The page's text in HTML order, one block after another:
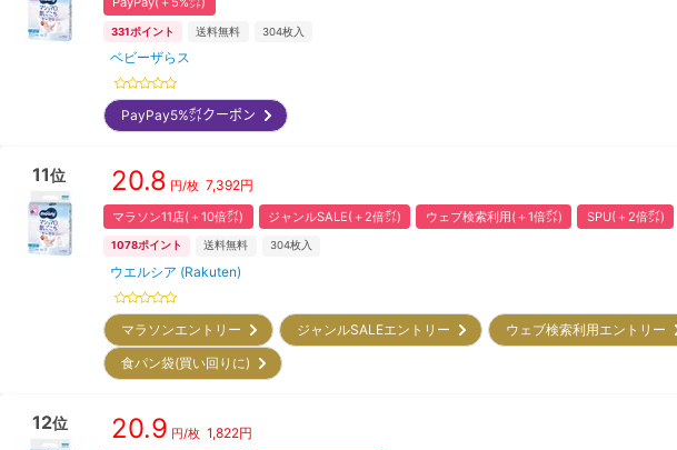
331ポイント 送料無料 304枚入
ベビーザらス
PayPay5%㌽クーポン
11位 20.8 円/枚 7,392円
マラソン11店(＋10倍㌽) ジャンルSALE(＋2倍㌽) ウェブ検索利用(＋1倍㌽) SPU(＋2倍㌽)
1078ポイント 送料無料 304枚入
ウエルシア (Rakuten)
マラソンエントリー ジャンルSALEエントリー ウェブ検索利用エントリー
食パン袋(買い回りに)
12位 20.9 円/枚 1,822円